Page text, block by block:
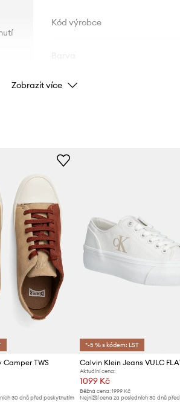
Kód výrobce
Značka
ID produktu
Zobrazit více
Camper TWS
30 dnů před poskytnutím
*-5 % s kódem: LST
Aktuální cena:
1099 Kč
Běžná cena: 1999 Kč
Nejnižší cena za posledních 30 dnů